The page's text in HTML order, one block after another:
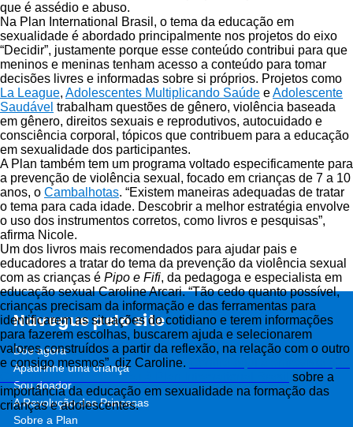
que é assédio e abuso.
Na Plan International Brasil, o tema da educação em
sexualidade é abordado principalmente nos projetos do eixo
“Decidir”, justamente porque esse conteúdo contribui para que
meninos e meninas tenham acesso a conteúdo para tomar
decisões livres e informadas sobre si próprios. Projetos como
La League, Adolescentes Multiplicando Saúde eAdolescente
Saudável trabalham questões de gênero, violência baseada
em gênero, direitos sexuais e reprodutivos, autocuidado e
consciência corporal, tópicos que contribuem para a educação
em sexualidade dos participantes.
A Plan também tem um programa voltado especificamente para
a prevenção de violência sexual, focado em crianças de 7 a 10
anos, o Cambalhotas. “Existem maneiras adequadas de tratar
o tema para cada idade. Descobrir a melhor estratégia envolve
o uso dos instrumentos corretos, como livros e pesquisas”,
afirma Nicole.
Um dos livros mais recomendados para ajudar pais e
educadores a tratar do tema da prevenção da violência sexual
com as crianças é Pipo e Fifi, da pedagoga e especialista em
educação sexual Caroline Arcari. “Tão cedo quanto possível,
crianças precisam da informação e das ferramentas para
identificarem as situações do cotidiano e terem informações
para fazerem escolhas, buscarem ajuda e selecionarem
valores construídos a partir da reflexão, na relação com o outro
e consigo mesmos”, diz Caroline.
Caroline Arcari concedeu à Plan International Brasil
sobre a
importância da educação em sexualidade na formação das
crianças e adolescentes.
Navegue pelo site
Doe agora
Apadrinhe uma criança
Sou doador
A Revolução das Princesas
Sobre a Plan